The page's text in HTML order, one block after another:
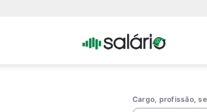
Portal
Cargo, profissão,